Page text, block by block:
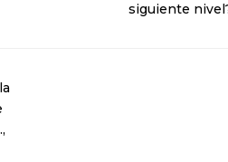
siguiente